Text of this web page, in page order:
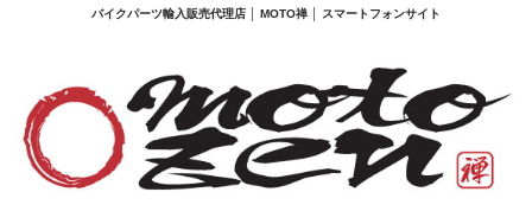
バイクパーツ輸入販売代理店 │ MOTO禅 │ スマートフォンサイト